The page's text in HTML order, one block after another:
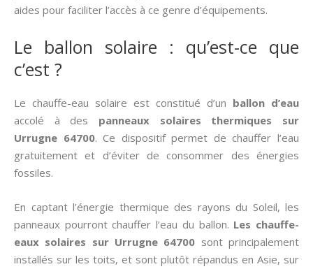
aides pour faciliter l’accès à ce genre d’équipements.
Le ballon solaire : qu’est-ce que
c’est ?
Le chauffe-eau solaire est constitué d’un ballon d’eau
accolé à des panneaux solaires thermiques
sur
Urrugne 64700. Ce dispositif permet de chauffer l’eau
gratuitement et d’éviter de consommer des énergies
fossiles.
En captant l’énergie thermique des rayons du Soleil, les
panneaux pourront chauffer l’eau du ballon. Les chauffe-
eaux solaires sur Urrugne 64700 sont principalement
installés sur les toits, et sont plutôt répandus en Asie, sur